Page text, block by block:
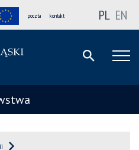
poczta kontakt PL EN